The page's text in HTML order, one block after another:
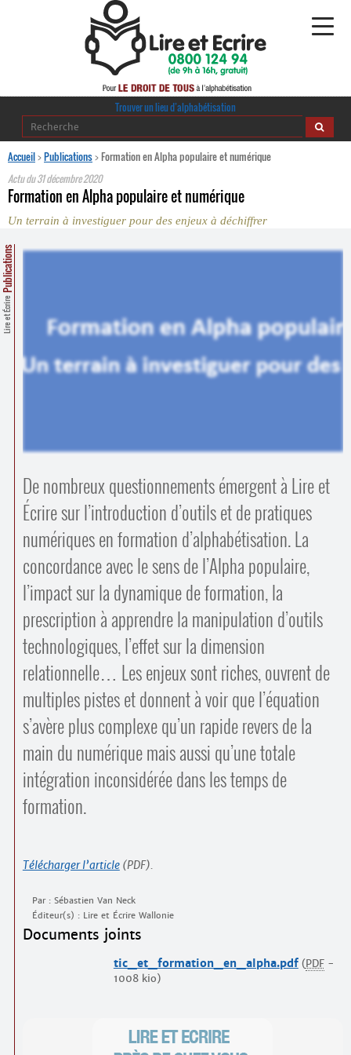
Alphabétisation
journaldelalpha.be
Comprendre et parler
Trouver un lieu d’alphabétisation
Accueil>Publications>Formation en Alpha populaire et numérique
Actu du31 décembre 2020
Formation en Alpha populaire et numérique
Un terrain à investiguer pour des enjeux à déchiffrer
Lire et Écrire
Publications
De nombreux questionnements émergent à Lire et
Écrire sur l’introduction d’outils et de pratiques
numériques en formation d’alphabétisation. La
concordance avec le sens de l’Alpha populaire,
l’impact sur la dynamique de formation, la
prescription à apprendre la manipulation d’outils
technologiques, l’effet sur la dimension
relationnelle… Les enjeux sont riches, ouvrent de
multiples pistes et donnent à voir que l’équation
s’avère plus complexe qu’un rapide revers de la
main du numérique mais aussi qu’une totale
intégration inconsidérée dans les temps de
formation.
Télécharger l’article(PDF).
Par : Sébastien Van Neck
Éditeur(s) : Lire et Écrire Wallonie
Documents joints
tic_et_formation_en_alpha.pdf ( PDF-
1008 kio)